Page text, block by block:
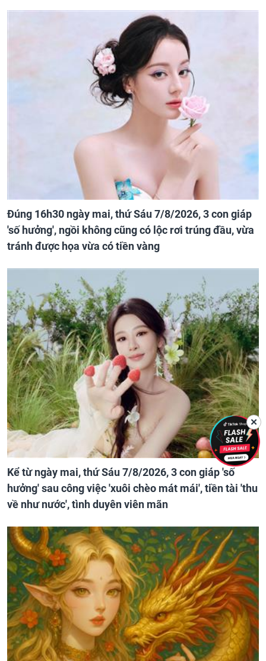
Đúng 16h30 ngày mai, thứ Sáu 7/8/2026, 3 con giáp
'số hưởng', ngồi không cũng có lộc rơi trúng đầu, vừa
tránh được họa vừa có tiền vàng
Kể từ ngày mai, thứ Sáu 7/8/2026, 3 con giáp 'số
hưởng' sau công việc 'xuôi chèo mát mái', tiền tài 'thu
về như nước', tình duyên viên mãn
✕